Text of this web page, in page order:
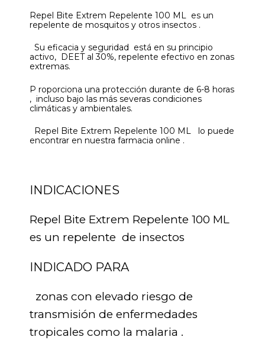
Repel Bite Extrem Repelente 100 ML es un
repelente de mosquitos y otros insectos .
Su eficacia y seguridad está en su principio
activo, DEET al 30%, repelente efectivo en zonas
extremas.
P roporciona una protección durante de 6-8 horas
, incluso bajo las más severas condiciones
climáticas y ambientales.
Repel Bite Extrem Repelente 100 ML lo puede
encontrar en nuestra farmacia online .
INDICACIONES
Repel Bite Extrem Repelente 100 ML
es un repelente de insectos
INDICADO PARA
zonas con elevado riesgo de
transmisión de enfermedades
tropicales como la malaria .